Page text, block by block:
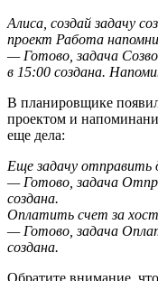
Алиса, создай задачу
проект Работа напомни
— Готово, задача
в 15:00 создана.
В планировщике
проектом и
еще дела:
Еще задачу отправить
— Готово, задача
создана.
Оплатить счет за
— Готово, задача
создана.